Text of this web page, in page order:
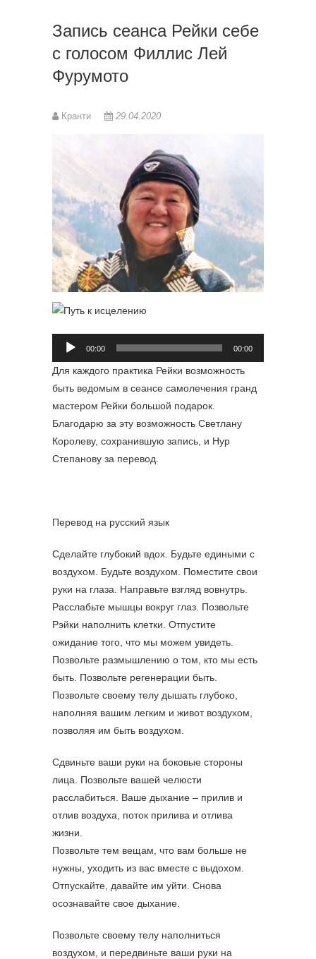
Запись сеанса Рейки себе
с голосом Филлис Лей
Фурумото
Кранти 29.04.2020
Аудиоплеер
00:00 00:00
Для каждого практика Рейки возможность
быть ведомым в сеансе самолечения гранд
мастером Рейки большой подарок.
Благодарю за эту возможность Светлану
Королеву, сохранившую запись, и Нур
Степанову за перевод.
Перевод на русский язык
Сделайте глубокий вдох. Будьте едиными с
воздухом. Будьте воздухом. Поместите свои
руки на глаза. Направьте взгляд вовнутрь.
Расслабьте мышцы вокруг глаз. Позвольте
Рэйки наполнить клетки. Отпустите
ожидание того, что мы можем увидеть.
Позвольте размышлению о том, кто мы есть
быть. Позвольте регенерации быть.
Позвольте своему телу дышать глубоко,
наполняя вашим легким и живот воздухом,
позволяя им быть воздухом.
Сдвиньте ваши руки на боковые стороны
лица. Позвольте вашей челюсти
расслабиться. Ваше дыхание – прилив и
отлив воздуха, поток прилива и отлива
жизни.
Позвольте тем вещам, что вам больше не
нужны, уходить из вас вместе с выдохом.
Отпускайте, давайте им уйти. Снова
осознавайте свое дыхание.
Позвольте своему телу наполниться
воздухом, и передвиньте ваши руки на